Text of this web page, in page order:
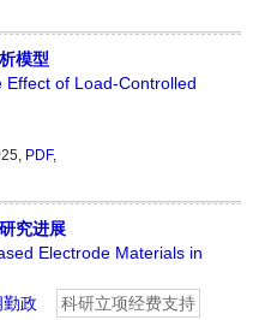
模型
Effect of Load-Controlled
PDF,
究进展
Electrode Materials in
勤政 科研立项经费支持